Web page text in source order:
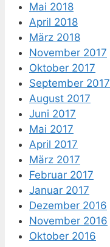
Mai 2018
April 2018
März 2018
November 2017
Oktober 2017
September 2017
August 2017
Juni 2017
Mai 2017
April 2017
März 2017
Februar 2017
Januar 2017
Dezember 2016
November 2016
Oktober 2016